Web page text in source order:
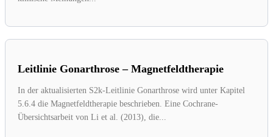
Leitlinie Gonarthrose – Magnetfeldtherapie
In der aktualisierten S2k-Leitlinie Gonarthrose wird unter Kapitel
5.6.4 die Magnetfeldtherapie beschrieben. Eine Cochrane-
Übersichtsarbeit von Li et al. (2013), die...